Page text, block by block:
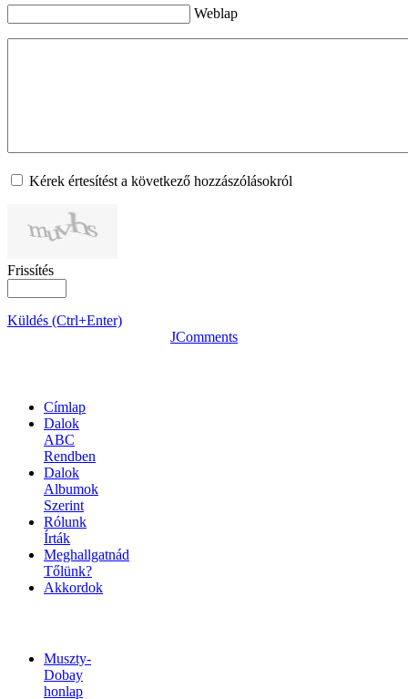
Weblap
Kérek értesítést a következő hozzászólásokról
Frissítés
Küldés (Ctrl+Enter)
JComments
Címlap
Dalok
ABC
Rendben
Dalok
Albumok
Szerint
Rólunk
Írták
Meghallgatnád
Tőlünk?
Akkordok
Muszty-
Dobay
honlap